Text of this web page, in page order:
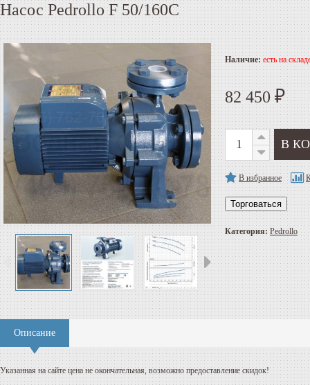
Насос Pedrollo F 50/160C
Наличие: есть на
82 450₽
В избранное
Торговаться
Категория: Pedrollo
Описание
Указанная на сайте цена не окончательная, возможно предоставление скидок!